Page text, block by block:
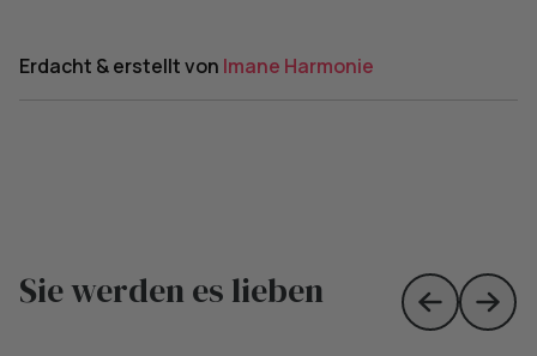
Erdacht & erstellt von Imane Harmonie
Sie werden es lieben
Skip toSkip